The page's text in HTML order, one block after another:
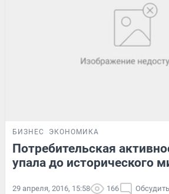
БИЗНЕС ЭКОНОМИКА
Потребительская
упала до исторического
29 апреля, 2016, 15:58 166 Обсудить